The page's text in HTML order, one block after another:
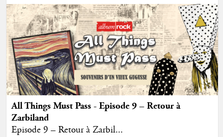
All Things Must Pass - Episode 9 – Retour à
Zarbiland
Episode 9 – Retour à Zarbil...